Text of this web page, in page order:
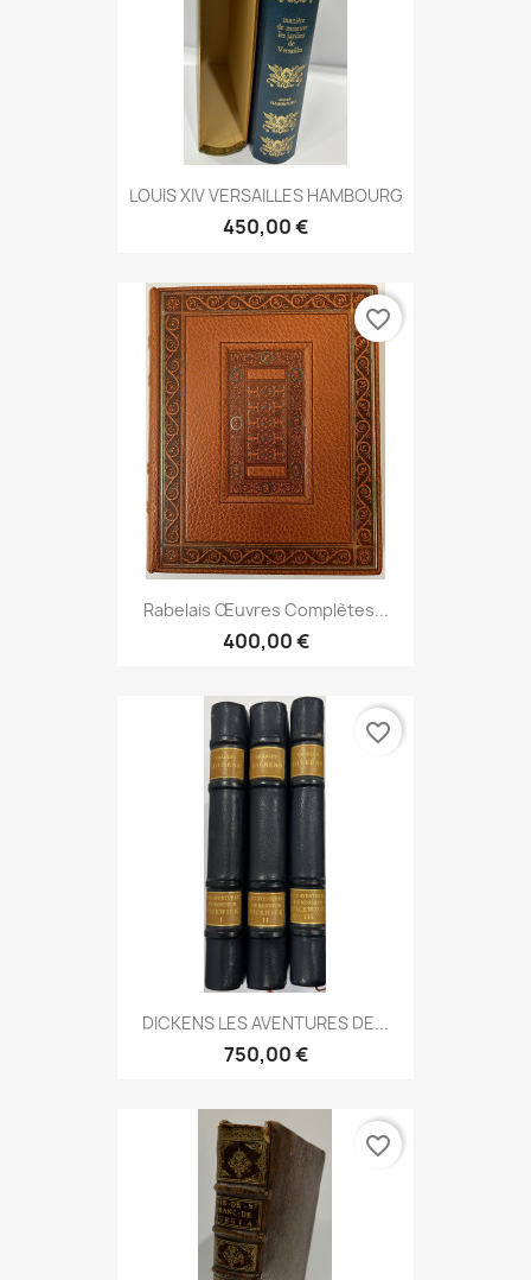
LOUIS XIV VERSAILLES HAMBOURG
450,00 €
Rabelais Œuvres Complètes...
400,00 €
favorite_border
DICKENS LES AVENTURES DE...
750,00 €
favorite_border
favorite_border